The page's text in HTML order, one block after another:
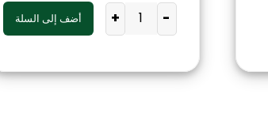
-
+ أضف إلى السلة